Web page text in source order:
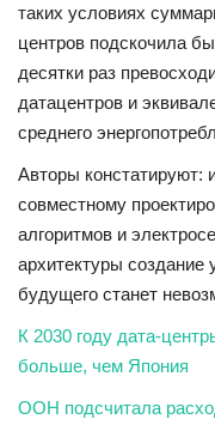
таких условиях
центров подскочила
десятки раз
датацентров и
среднего
Авторы констатируют:
совместному
алгоритмов и
архитектуры создание
будущего станет
К 2030 году дата-
больше, чем Япония
ООН подсчитала